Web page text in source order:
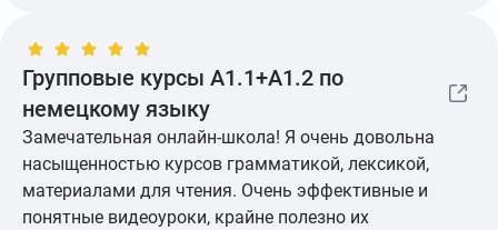
часов самостоятельной работы по программе
Deutsch Online. Я планирую и дальше обучаться в
этой школе со своими любимыми преподавателями,
всем желаю удачи
Групповые курсы А1.1+А1.2 по
немецкому языку
Замечательная онлайн-школа! Я очень довольна
насыщенностью курсов грамматикой, лексикой,
материалами для чтения. Очень эффективные и
понятные видеоуроки, крайне полезно их